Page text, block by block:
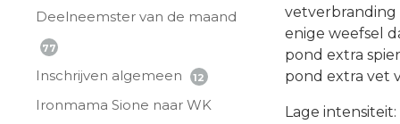
Deelneemster van de maand
77
Inschrijven algemeen 12
Ironmama Sione naar WK
vetverbranding
enige weefsel
pond extra
pond extra vet
Lage